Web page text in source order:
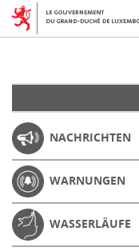
NACHRICHTEN
WARNUNGEN
WASSERLÄUFE